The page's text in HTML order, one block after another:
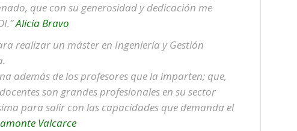
que con su generosidad y dedicación me
Alicia Bravo
realizar un máster en Ingeniería y Gestión
además de los profesores que la imparten; que,
son grandes profesionales en su sector
para salir con las capacidades que demanda el
Valcarce